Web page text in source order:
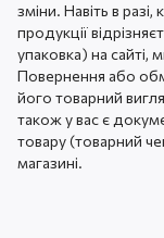
зміни. Навіть в
продукції
упаковка) на сайті,
Повернення або
його товарний
також у вас є
товару (товарний
магазині.